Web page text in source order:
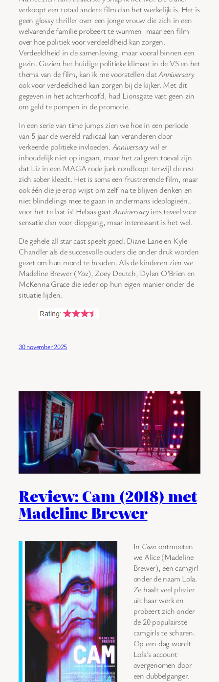
verkoopt een totaal andere film dan het werkelijk is. Het is
geen glossy thriller over een jonge vrouw die zich in een
welvarende familie probeert te wurmen, maar een film
over hoe politiek voor verdeeldheid kan zorgen.
Verdeeldheid in de samenleving, maar vooral binnen een
gezin. Gezien het huidige politieke klimaat in de VS en het
thema van de film, kan ik me voorstellen datAnniversary
ook voor verdeeldheid kan zorgen bij de kijker. Met dit
gegeven in het achterhoofd, had Lionsgate vast geen zin
om geld te pompen in de promotie.
In een serie van time jumps zien we hoe in een periode
van 5 jaar de wereld radicaal kan veranderen door
verkeerde politieke invloeden. Anniversarywil er
inhoudelijk niet op ingaan, maar het zal geen toeval zijn
dat Liz in een MAGA rode jurk rondloopt terwijl de rest
zich sober kleedt. Het is soms een frustrerende film, maar
ook één die je erop wijst om zelf na te blijven denken en
niet blindelings mee te gaan in andermans ideologieën..
voor het te laat is! Helaas gaatAnniversaryiets teveel voor
sensatie dan voor diepgang, maar interessant is het wel.
De gehele all star cast speelt goed: Diane Lane en Kyle
Chandler als de succesvolle ouders die onder druk worden
gezet om hun mond te houden. Als de kinderen zien we
Madeline Brewer (You), Zoey Deutch, Dylan O’Brien en
McKenna Grace die ieder op hun eigen manier onder de
situatie lijden.
30 november 2025
Review: Cam (2018) met
Madeline Brewer
In Cam ontmoeten
we Alice (Madeline
Brewer), een camgirl
onder de naam Lola.
Ze haalt veel plezier
uit haar werk en
probeert zich onder
de 20 populairste
camgirls te scharen.
Op een dag wordt
Lola’s account
overgenomen door
een dubbelganger.